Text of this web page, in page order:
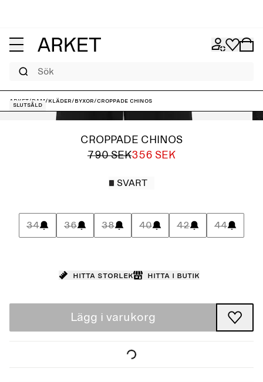
ARKET/Dam/Kläder/Byxor/Croppade chinos
Slutsåld
CROPPADE CHINOS
790 SEK356 SEK
SVART
34 36 38 40 42 44
Hitta storlek Hitta i butik
Lägg i varukorg